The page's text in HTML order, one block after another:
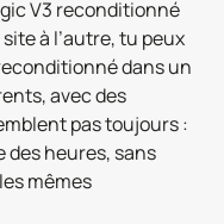
V3 reconditionné
à l’autre, tu peux
dans un
avec des
pas toujours :
des heures, sans
mêmes